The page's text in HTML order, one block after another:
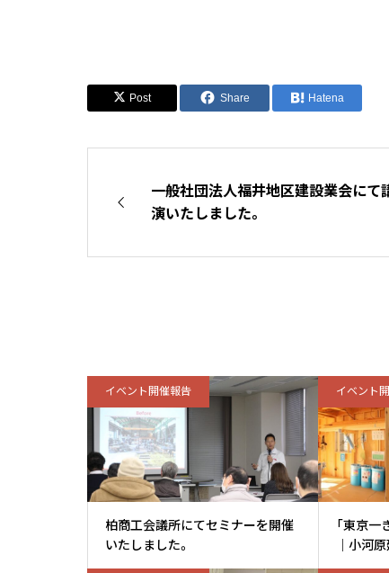
Post Share Hatena
一般社団法人福井地区建設業会にて
演いたしました。
イベント開催報告
柏商工会議所にてセミナーを開催
いたしました。
イベント
「東京一
｜小河